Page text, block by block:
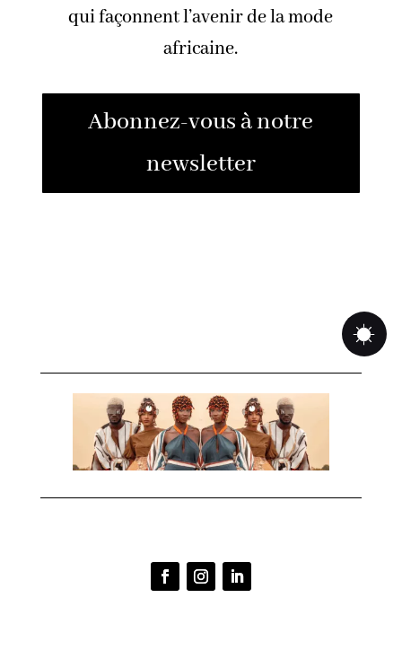
qui façonnent l’avenir de la mode
africaine.
Abonnez-vous à notre
newsletter